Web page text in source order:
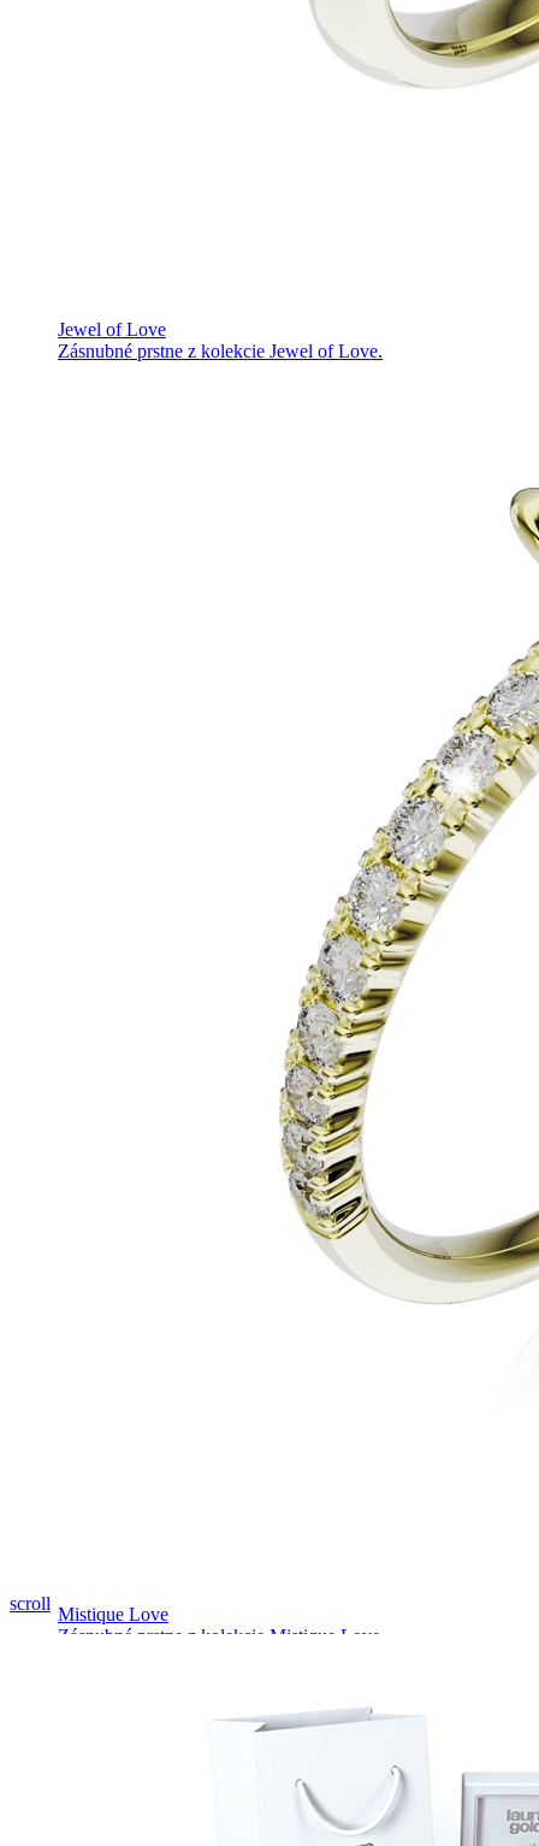
Jewel of Love
Zásnubné prstne z kolekcie Jewel of Love.
Mistique Love
Zásnubné prstne z kolekcie Mistique Love.
scroll